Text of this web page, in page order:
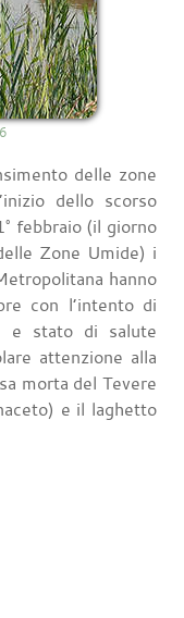
delle zone
dello scorso
febbraio (il giorno
Zone Umide) i
hanno
con l’intento di
e stato di salute
attenzione alla
morta del Tevere
e il laghetto